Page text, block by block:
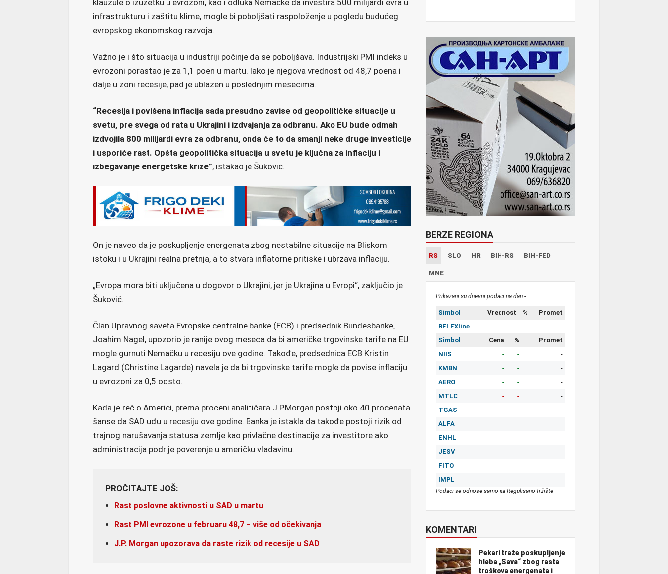
klauzule o izuzetku u evrozoni, kao i odluka Nemačke da investira 500 milijardi evra u
infrastrukturu i zaštitu klime, mogle bi poboljšati raspoloženje u pogledu budućeg
evropskog ekonomskog razvoja.
Važno je i što situacija u industriji počinje da se poboljšava. Industrijski PMI indeks u
evrozoni porastao je za 1,1 poen u martu. Iako je njegova vrednost od 48,7 poena i
dalje u zoni recesije, pad je ublažen u poslednjim mesecima.
“Recesija i povišena inflacija sada presudno zavise od geopolitičke situacije u
svetu, pre svega od rata u Ukrajini i izdvajanja za odbranu. Ako EU bude odmah
izdvojila 800 milijardi evra za odbranu, onda će to da smanji neke druge investicije
i usporiće rast. Opšta geopolitička situacija u svetu je ključna za inflaciju i
izbegavanje energetske krize”, istakao je Šuković.
On je naveo da je poskupljenje energenata zbog nestabilne situacije na Bliskom
istoku i u Ukrajini realna pretnja, a to stvara inflatorne pritiske i ubrzava inflaciju.
„Evropa mora biti uključena u dogovor o Ukrajini, jer je Ukrajina u Evropi“, zaključio je
Šuković.
Član Upravnog saveta Evropske centralne banke (ECB) i predsednik Bundesbanke,
Joahim Nagel, upozorio je ranije ovog meseca da bi američke trgovinske tarife na EU
mogle gurnuti Nemačku u recesiju ove godine. Takođe, predsednica ECB Kristin
Lagard (Christine Lagarde) navela je da bi trgovinske tarife mogle da povise inflaciju
u evrozoni za 0,5 odsto.
Kada je reč o Americi, prema proceni analitičara J.P.Morgan postoji oko 40 procenata
šanse da SAD uđu u recesiju ove godine. Banka je istakla da takođe postoji rizik od
trajnog narušavanja statusa zemlje kao privlačne destinacije za investitore ako
administracija podrije poverenje u američku vladavinu.
PROČITAJTE JOŠ:
Rast poslovne aktivnosti u SAD u martu
Rast PMI evrozone u februaru 48,7 – više od očekivanja
J.P. Morgan upozorava da raste rizik od recesije u SAD
BERZE REGIONA
RS SLO HR BIH-RS BIH-FED
MNE
Prikazani su dnevni podaci na dan -
Simbol Vrednost %
Promet
BELEXline
- -
-
Simbol
Cena %
Promet
NIIS
- -
-
KMBN
- -
-
AERO
- -
-
MTLC
- -
-
TGAS
- -
-
ALFA
- -
-
ENHL
- -
-
JESV
- -
-
FITO
- -
-
IMPL
- - -
Podaci se odnose samo na Regulisano tržište
KOMENTARI
Pekari traže poskupljenje
hleba „Sava“ zbog rasta
troškova energenata i